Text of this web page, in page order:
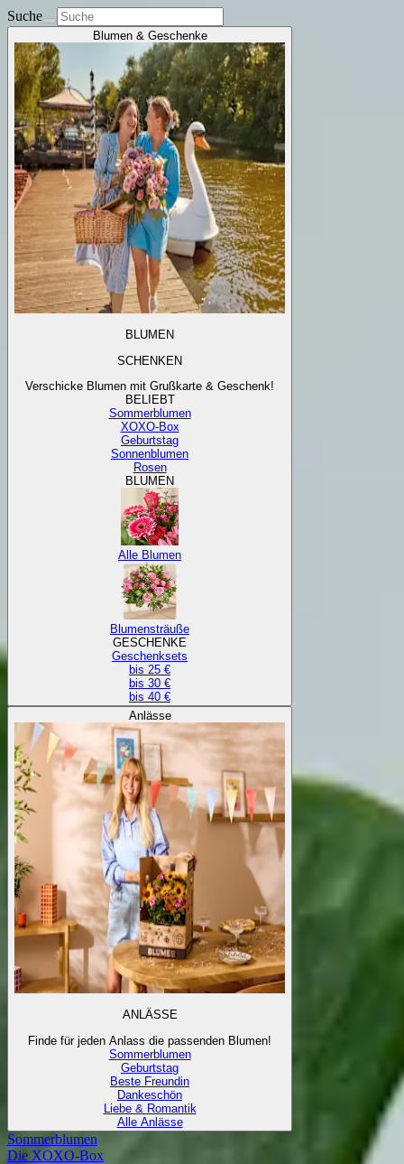
Suche
Blumen & Geschenke
BLUMEN
SCHENKEN
Verschicke Blumen mit Grußkarte & Geschenk!
BELIEBT
Sommerblumen
XOXO-Box
Geburtstag
Sonnenblumen
Rosen
BLUMEN
Alle Blumen
Blumensträuße
GESCHENKE
Geschenksets
bis 25 €
bis 30 €
bis 40 €
Anlässe
ANLÄSSE
Finde für jeden Anlass die passenden Blumen!
Sommerblumen
Geburtstag
Beste Freundin
Dankeschön
Liebe & Romantik
Alle Anlässe
Sommerblumen
Die XOXO-Box